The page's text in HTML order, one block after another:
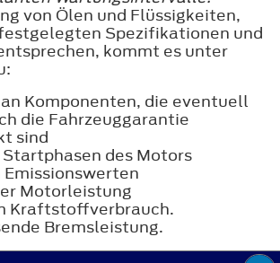
von Ölen und Flüssigkeiten,
Spezifikationen und
kommt es unter
Komponenten, die eventuell
die Fahrzeuggarantie
sind
des Motors
Motorleistung
Kraftstoffverbrauch.
Bremsleistung.